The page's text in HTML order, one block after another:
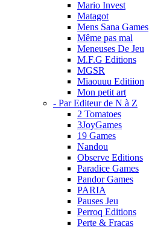
Mario Invest
Matagot
Mens Sana Games
Même pas mal
Meneuses De Jeu
M.F.G Editions
MGSR
Miaouuu Editiion
Mon petit art
- Par Editeur de N à Z
2 Tomatoes
3JoyGames
19 Games
Nandou
Observe Editions
Paradice Games
Pandor Games
PARIA
Pauses Jeu
Perroq Editions
Perte & Fracas